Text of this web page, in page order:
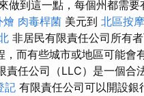
做到這一點，每個州都需要
燴 肉毒桿菌 美元到 北區按摩
非居民有限責任公司所有
而有些城市或地區可能會
責任公司（LLC）是一個合
記 有限責任公司可以開設銀